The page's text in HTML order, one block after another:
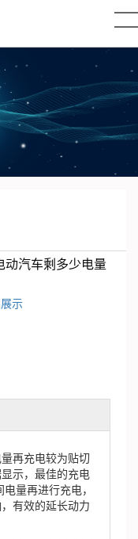
动汽车剩多少电量
示
再充电较为贴切
示，最佳的充电
量再进行充电，
有效的延长动力